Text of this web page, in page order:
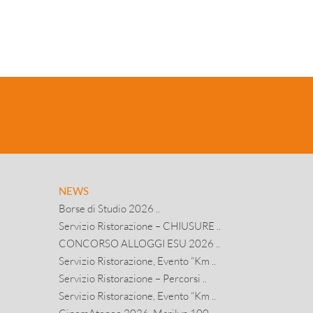
NEWS
Borse di Studio 2026 ..
Servizio Ristorazione – CHIUSURE ..
CONCORSO ALLOGGI ESU 2026 ..
Servizio Ristorazione, Evento “Km ..
Servizio Ristorazione – Percorsi ..
Servizio Ristorazione, Evento “Km ..